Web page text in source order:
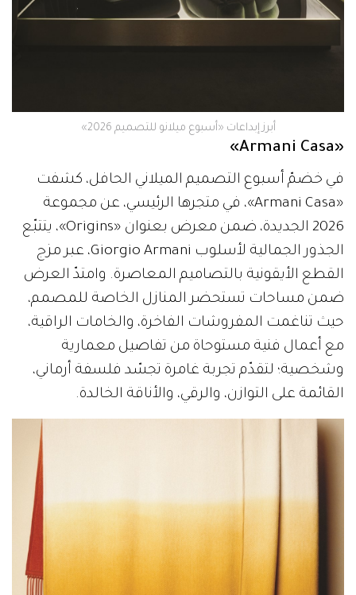
أبرز إبداعات «أسبوع ميلانو للتصميم 2026»
«Armani Casa»
في خضمّ أسبوع التصميم الميلاني الحافل، كشفت
«Armani Casa»، في متجرها الرئيسي، عن مجموعة
2026 الجديدة، ضمن معرض بعنوان «Origins»، يتتبّع
الجذور الجمالية لأسلوب Giorgio Armani، عبر مزج
القطع الأيقونية بالتصاميم المعاصرة. وامتدّ العرض
ضمن مساحات تستحضر المنازل الخاصة للمصمم،
حيث تناغمت المفروشات الفاخرة، والخامات الراقية،
مع أعمال فنية مستوحاة من تفاصيل معمارية
وشخصية؛ لتقدّم تجربة غامرة تجسّد فلسفة أرماني،
القائمة على التوازن، والرقي، والأناقة الخالدة.